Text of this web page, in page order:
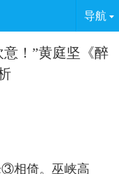
导航
！”黄庭坚《醉
相倚。巫峡高